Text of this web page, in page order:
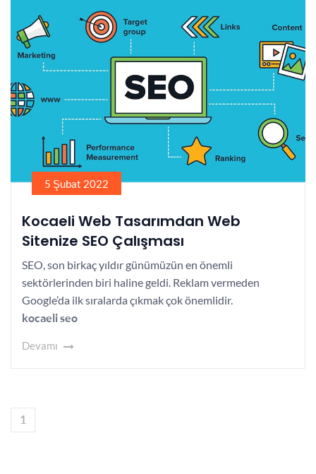
5 Şubat 2022
Kocaeli Web Tasarımdan Web
Sitenize SEO Çalışması
SEO, son birkaç yıldır günümüzün en önemli
sektörlerinden biri haline geldi. Reklam vermeden
Google’da ilk sıralarda çıkmak çok önemlidir.
kocaeli seo
Devamı
1